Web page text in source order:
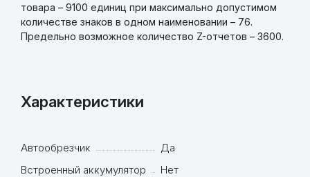
товара – 9100 единиц при максимально допустимом
количестве знаков в одном наименовании – 76.
Предельно возможное количество Z-отчетов – 3600.
Характеристики
Автообрезчик
Да
Встроенный аккумулятор
Нет